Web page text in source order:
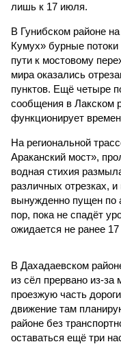
лишь к 17 июля.
В Гунибском районе на
Кумух» бурные
пути к мостовому
мира оказались
пунктов. Ещё четыре
сообщения в Лакском
функционирует
На региональной
Араканский мост»,
водная стихия
различных отрезках,
вынужденно пущен по
пор, пока не спадёт
ожидается не ранее
В Дахадаевском
из сёл прервано из-
проезжую часть
движение там
районе без
оставаться ещё три